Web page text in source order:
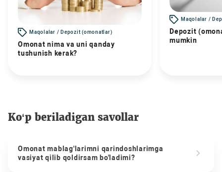
Maqolalar / Depozit (omonatlar)
Omonat nima va uni qanday
tushunish kerak?
Maqolalar /
Depozit
mumkin
Ko‘p beriladigan savollar
Omonat mablag'larimni qarindoshlarimga
vasiyat qilib qoldirsam bo'ladimi?